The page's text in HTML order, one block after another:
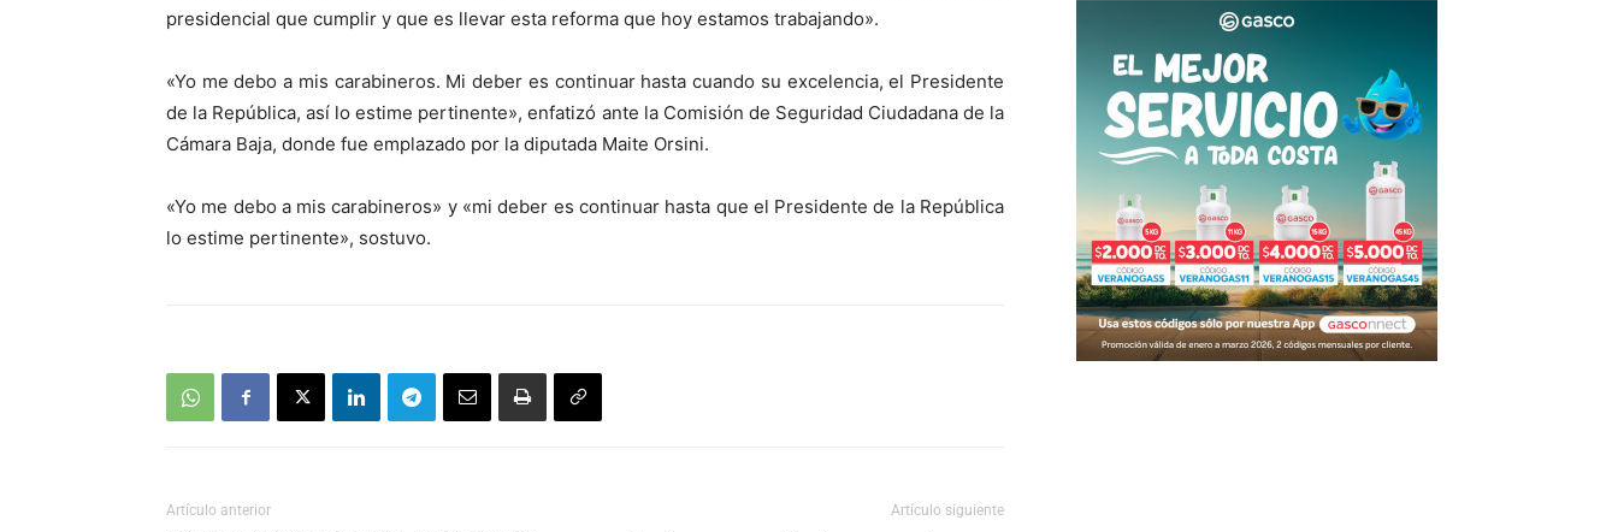
presidencial que cumplir y que es llevar esta reforma que hoy estamos trabajando».
«Yo me debo a mis carabineros. Mi deber es continuar hasta cuando su excelencia, el Presidente
de la República, así lo estime pertinente», enfatizó ante la Comisión de Seguridad Ciudadana de la
Cámara Baja, donde fue emplazado por la diputada Maite Orsini.
«Yo me debo a mis carabineros» y «mi deber es continuar hasta que el Presidente de la República
lo estime pertinente», sostuvo.
Artículo anterior Artículo siguiente